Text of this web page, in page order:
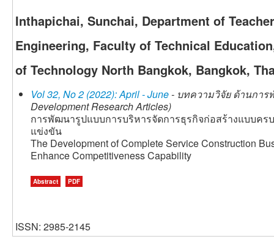
Inthapichai, Sunchai, Department of
Engineering, Faculty of Technical
of Technology North Bangkok, Bangkok,
Vol 32, No 2 (2022): April - June- บทความวิจัย ด้านการ
Development Research Articles)
การพัฒนารูปแบบการบริหารจัดการธุรกิจก่อสร้างแบบคร
แข่งขัน
The Development of Complete Service Construction
Enhance Competitiveness Capability
Abstract PDF
ISSN: 2985-2145